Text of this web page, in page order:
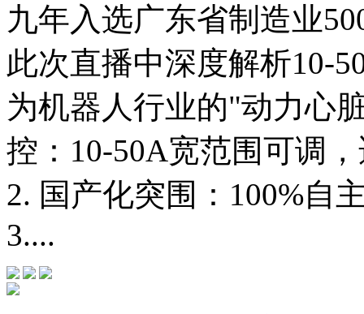
九年入选广东省制造业
此次直播中深度解析10-
为机器人行业的"动力心
控‌：10-50A宽范围可调
‌2. 国产化突围‌：100%自
‌3....